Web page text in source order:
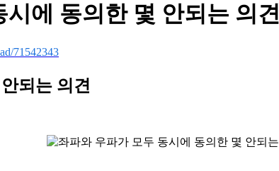
에 동의한 몇 안되는 의견
71542343
되는 의견